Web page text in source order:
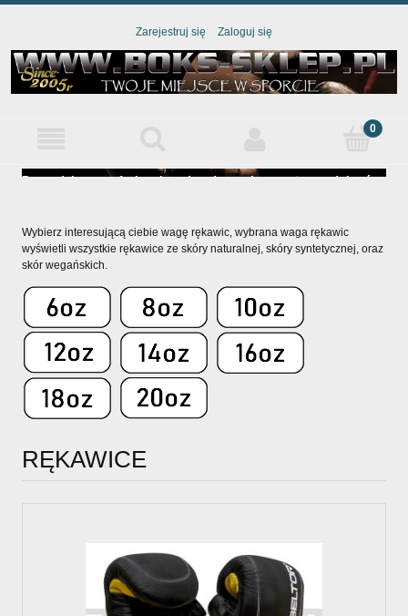
Zarejestruj się Zaloguj się
Prowadzimy profesjonalne doradztwo i pomożemy dobrać
Wybierz interesującą ciebie wagę rękawic, wybrana waga rękawic
wyświetli wszystkie rękawice ze skóry naturalnej, skóry syntetycznej, oraz
skór wegańskich.
RĘKAWICE